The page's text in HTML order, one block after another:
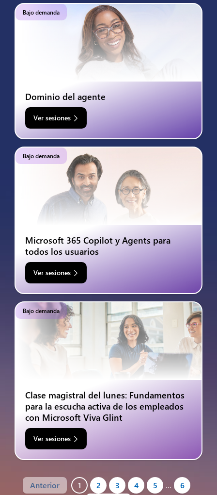
Bajo demanda
Dominio del agente
Ver sesiones
Bajo demanda
Microsoft 365 Copilot y Agents para
todos los usuarios
Ver sesiones
Bajo demanda
Clase magistral del lunes: Fundamentos
para la escucha activa de los empleados
con Microsoft Viva Glint
Ver sesiones
Anterior 1 2 3 4 5 …
6